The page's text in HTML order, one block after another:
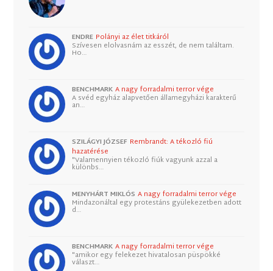
ENDRE Polányi az élet titkáról
Szívesen elolvasnám az esszét, de nem találtam.
Ho…
BENCHMARK A nagy forradalmi terror vége
A svéd egyház alapvetően államegyházi karakterű
an…
SZILÁGYI JÓZSEF Rembrandt: A tékozló fiú
hazatérése
"Valamennyien tékozló fiúk vagyunk azzal a
különbs…
MENYHÁRT MIKLÓS A nagy forradalmi terror vége
Mindazonáltal egy protestáns gyülekezetben adott
d…
BENCHMARK A nagy forradalmi terror vége
"amikor egy felekezet hivatalosan püspökké
választ…